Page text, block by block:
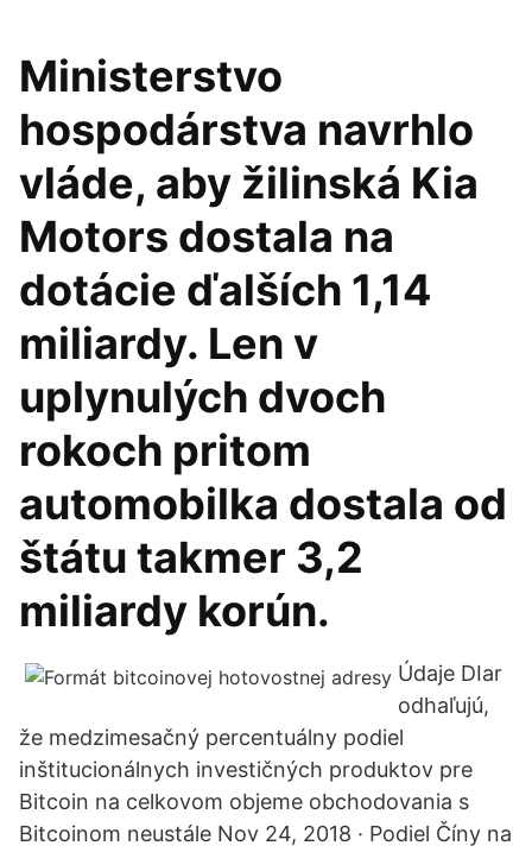
Ministerstvo
hospodárstva navrhlo
vláde, aby žilinská Kia
Motors dostala na
dotácie ďalších 1,14
miliardy. Len v
uplynulých dvoch
rokoch pritom
automobilka dostala od
štátu takmer 3,2
miliardy korún.
Údaje DIar
odhaľujú,
že medzimesačný percentuálny podiel
inštitucionálnych investičných produktov pre
Bitcoin na celkovom objeme obchodovania s
Bitcoinom neustále Nov 24, 2018 · Podiel Číny na